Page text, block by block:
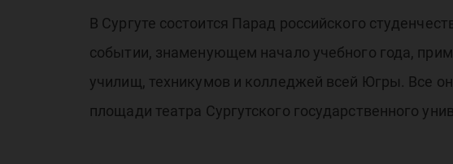
В Сургуте состоится Парад российского
событии, знаменующем начало учебного года,
училищ, техникумов и колледжей всей Югры. Все
площади театра Сургутского государственного